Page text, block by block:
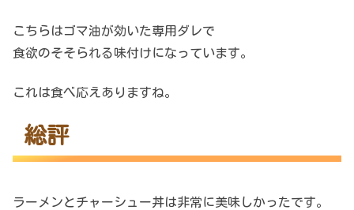
こちらはゴマ油が効いた専用ダレで
食欲のそそられる味付けになっています。
これは食べ応えありますね。
総評
ラーメンとチャーシュー丼は非常に美味しかったです。